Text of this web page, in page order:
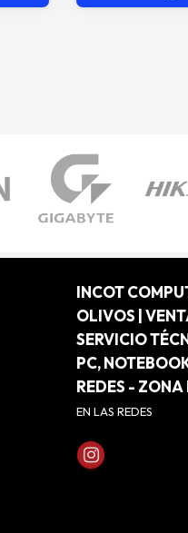
INCOT
OLIVOS |
SERVICIO
PC,
REDES - ZONA
EN LAS REDES